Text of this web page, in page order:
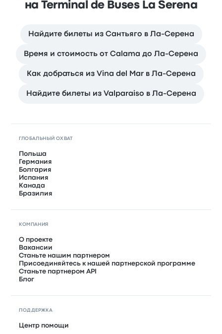
на Terminal de Buses La Serena
Найдите билеты из Сантьяго в Ла-Серена
Время и стоимость от Calama до Ла-Серена
Как добраться из Vina del Mar в Ла-Серена
Найдите билеты из Valparaiso в Ла-Серена
ГЛОБАЛЬНЫЙ ОХВАТ
Польша
Германия
Болгария
Испания
Канада
Бразилия
КОМПАНИЯ
О проекте
Вакансии
Станьте нашим партнером
Присоединяйтесь к нашей партнерской программе
Станьте партнером API
Блог
ПОДДЕРЖКА
Центр помощи